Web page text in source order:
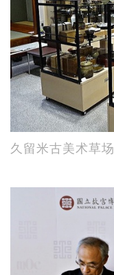
久留米古美术草场